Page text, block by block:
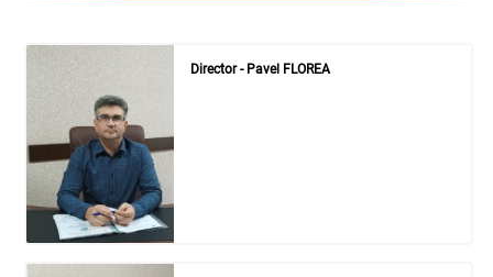
Director - Pavel FLOREA